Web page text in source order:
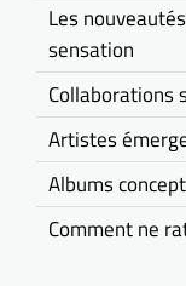
Les
sensation
Collaborations
Artistes
Albums
Comment ne